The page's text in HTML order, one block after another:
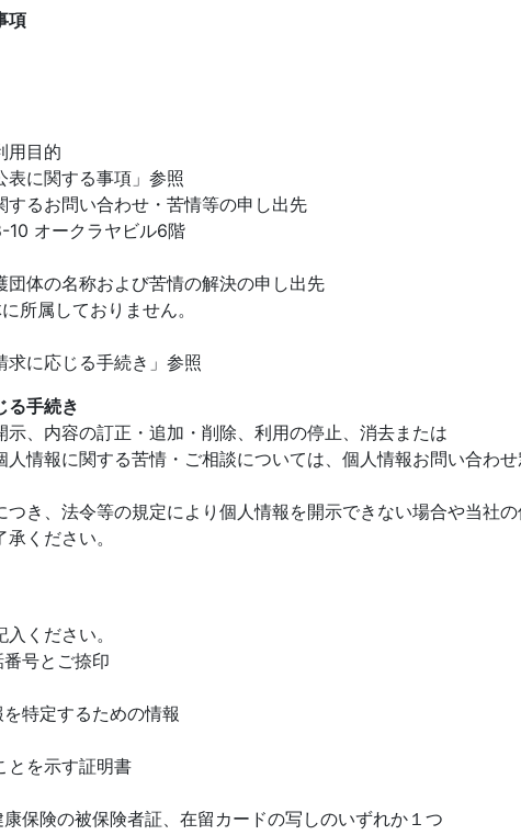
項
用目的
に関する事項」参照
するお問い合わせ・苦情等の申し出先
オークラヤビル6階
団体の名称および苦情の解決の申し出先
属しておりません。
に応じる手続き」参照
る手続き
、内容の訂正・追加・削除、利用の停止、消去または
人情報に関する苦情・ご相談については、個人情報お問い合
き、法令等の規定により個人情報を開示できない場合や当社
ください。
ください。
号とご捺印
定するための情報
とを示す証明書
険の被保険者証、在留カードの写しのいずれか１つ